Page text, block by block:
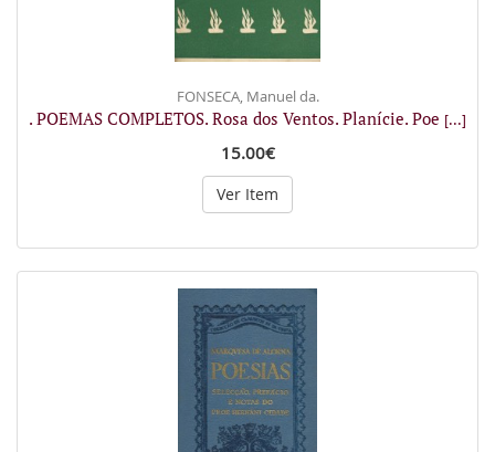
FONSECA, Manuel da.
. POEMAS COMPLETOS. Rosa dos Ventos. Planície. Poe [...]
15.00€
Ver Item